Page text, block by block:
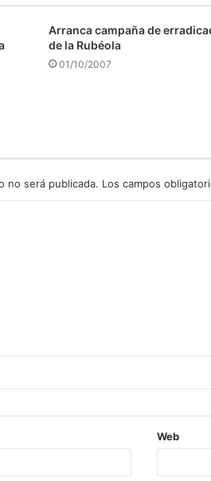
Arranca campaña de
de la Rubéola
01/10/2007
no será publicada. Los campos
Web